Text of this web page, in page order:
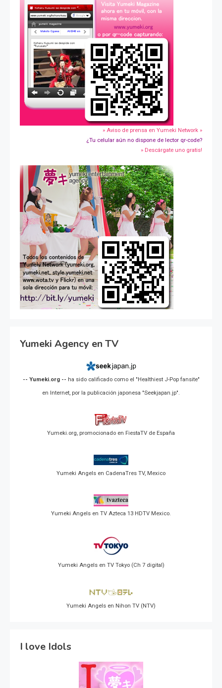
» Aviso de prensa en Yumeki Network »
¿Tu celular aún no dispone de lector qr-code?
» Descárgate uno gratis!
Yumeki Agency en TV
-- Yumeki.org -- ha sido calificado como el "Healthiest J-Pop fansite"
en Internet, por la publicación japonesa "Seekjapan.jp".
Yumeki.org, promocionado en FiestaTV de España
Yumeki Angels en CadenaTres TV, Mexico
Yumeki Angels en TV Azteca 13 HDTV Mexico.
Yumeki Angels en TV Tokyo (Ch 7 digital)
Yumeki Angels en Nihon TV (NTV)
I love Idols